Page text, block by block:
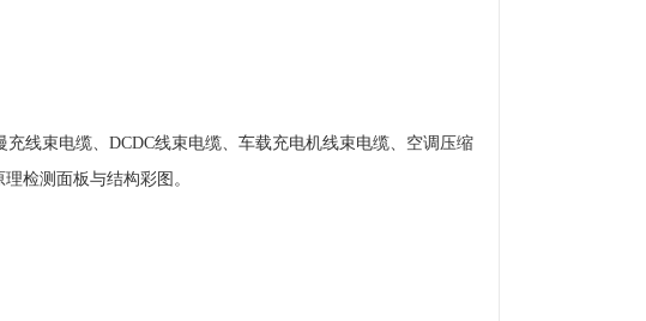
线束电缆、DCDC线束电缆、车载充电机线束电缆、空调压缩
检测面板与结构彩图。